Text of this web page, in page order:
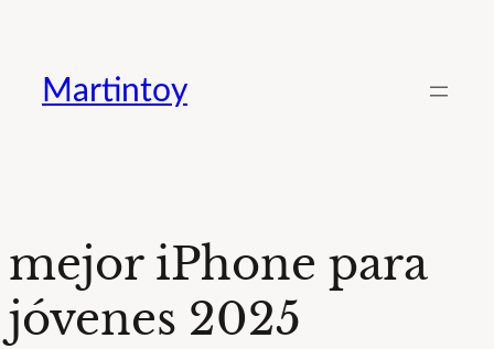
contenido
Martintoy
mejor iPhone para
jóvenes 2025